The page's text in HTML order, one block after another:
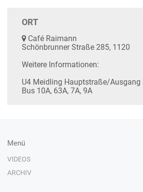
ORT
Café Raimann
Schönbrunner Straße 285, 1120
Weitere Informationen:
U4 Meidling Hauptstraße/Ausgang
Bus 10A, 63A, 7A, 9A
Menü
VIDEOS
ARCHIV